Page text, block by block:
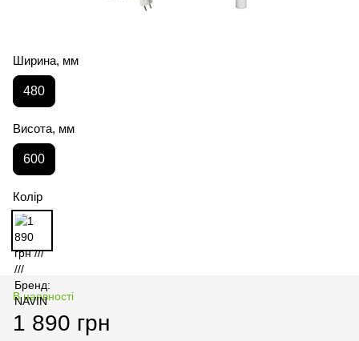
Ширина, мм
480
Висота, мм
600
Колір
В наявності
1 890 грн